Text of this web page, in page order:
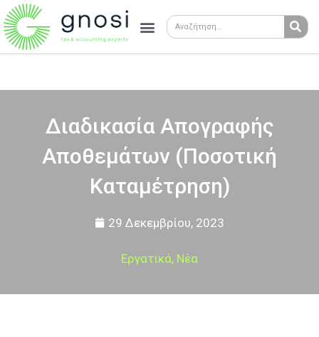
Διαδικασία Απογραφής
Αποθεμάτων (Ποσοτική
Καταμέτρηση)
29 Δεκεμβρίου, 2023
Εργατικά, Νέα